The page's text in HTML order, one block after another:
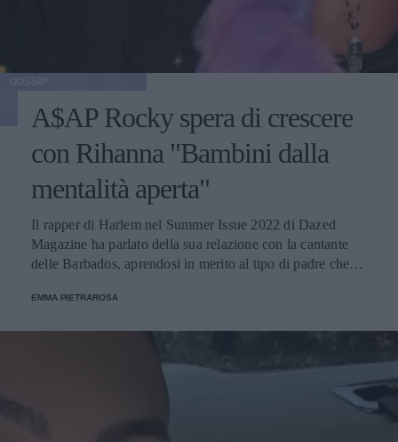
A$AP Rocky spera di crescere
con Rihanna "Bambini dalla
mentalità aperta"
Il rapper di Harlem nel Summer Issue 2022 di Dazed
Magazine ha parlato della sua relazione con la cantante
delle Barbados, aprendosi in merito al tipo di padre che
maggio.
EMMA PIETRAROSA